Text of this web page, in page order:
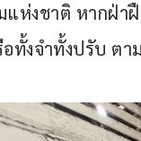
แห่งชาติ หากฝ่า
ทั้งจำทั้งปรับ ตา